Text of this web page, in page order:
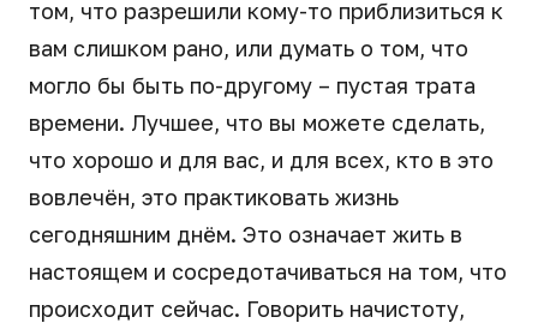
том, что разрешили кому-то приблизиться к
вам слишком рано, или думать о том, что
могло бы быть по-другому – пустая трата
времени. Лучшее, что вы можете сделать,
что хорошо и для вас, и для всех, кто в это
вовлечён, это практиковать жизнь
сегодняшним днём. Это означает жить в
настоящем и сосредотачиваться на том, что
происходит сейчас. Говорить начистоту,